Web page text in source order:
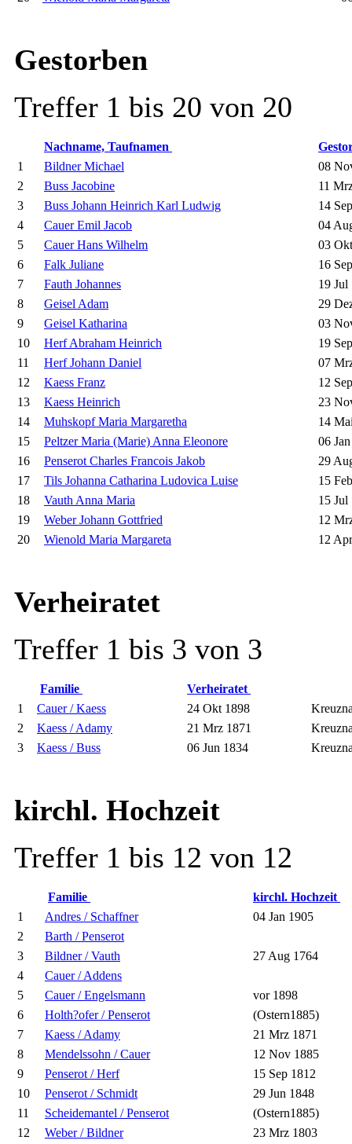
Gestorben
Treffer 1 bis 20 von 20
Nachname, Taufnamen
1
Bildner Michael
08
2
Buss Jacobine
11
3
Buss Johann Heinrich Karl Ludwig
14
4
Cauer Emil Jacob
04
5
Cauer Hans Wilhelm
03
6
Falk Juliane
16
7
Fauth Johannes
19 Jul
8
Geisel Adam
29
9
Geisel Katharina
03
10
Herf Abraham Heinrich
19
11
Herf Johann Daniel
07
12
Kaess Franz
12
13
Kaess Heinrich
23
14
Muhskopf Maria Margaretha
14
15
Peltzer Maria (Marie) Anna Eleonore
06
16
Penserot Charles Francois Jakob
29
17
Tils Johanna Catharina Ludovica Luise
15
18
Vauth Anna Maria
15 Jul
19
Weber Johann Gottfried
12
20
Wienold Maria Margareta 12
Verheiratet
Treffer 1 bis 3 von 3
Familie
Verheiratet
1
Cauer / Kaess 24 Okt 1898
2
Kaess / Adamy 21 Mrz 1871
3
Kaess / Buss 06 Jun 1834
kirchl. Hochzeit
Treffer 1 bis 12 von 12
Familie
kirchl. Hochzeit
1
Andres / Schaffner
04 Jan 1905
2
Barth / Penserot
3
Bildner / Vauth
27 Aug 1764
4
Cauer / Addens
5
Cauer / Engelsmann
vor 1898
6
Holth?ofer / Penserot
(Ostern1885)
7
Kaess / Adamy
21 Mrz 1871
8
Mendelssohn / Cauer
12 Nov 1885
9
Penserot / Herf
15 Sep 1812
10
Penserot / Schmidt
29 Jun 1848
11
Scheidemantel / Penserot
(Ostern1885)
12
Weber / Bildner 23 Mrz 1803